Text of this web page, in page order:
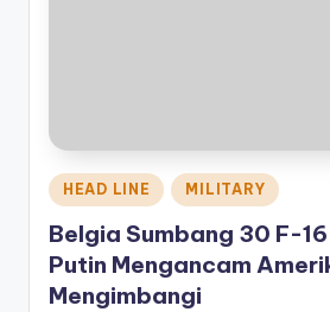
Posted
in
HEAD LINE MILITARY
Belgia Sumbang 30 F-
Putin Mengancam
Mengimbangi